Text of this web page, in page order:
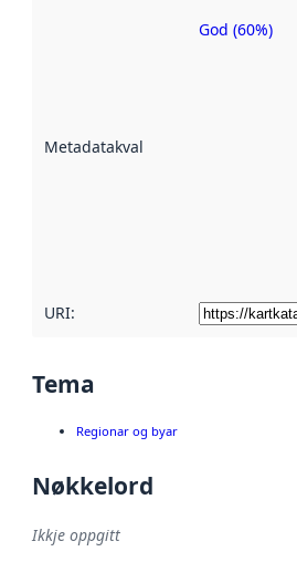
Metadatakvalitet
Metadatakvalitet
God (60%)
URI:
Tema
Regionar og byar
Nøkkelord
Ikkje oppgitt